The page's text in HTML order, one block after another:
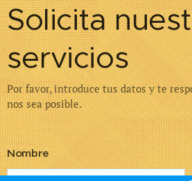
Solicita
servicios
Por favor, introduce tus datos y te
nos sea posible.
Nombre